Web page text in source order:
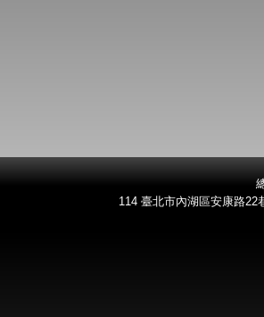
114 臺北市內湖區安康路22